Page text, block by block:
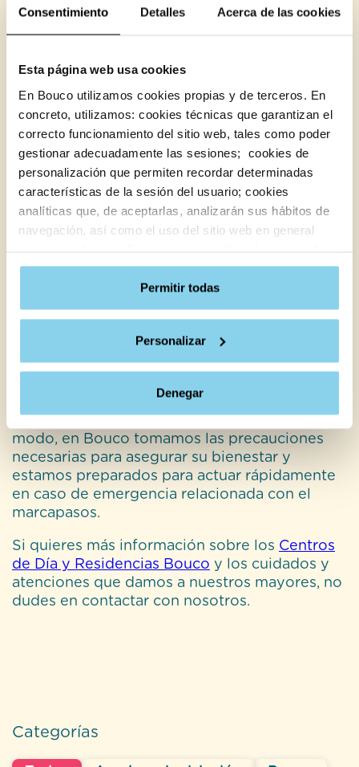
Consentimiento Detalles Acerca de las cookies
Esta página web usa cookies
En Bouco utilizamos cookies propias y de terceros. En
concreto, utilizamos: cookies técnicas que garantizan el
correcto funcionamiento del sitio web, tales como poder
gestionar adecuadamente las sesiones; cookies de
personalización que permiten recordar determinadas
características de la sesión del usuario; cookies
analíticas que, de aceptarlas, analizarán sus hábitos de
navegación, así como el uso del sitio web en general
nuestros servicios y mostrarte contenido útil.
Al hacer clic en “Aceptar cookies”, usted acepta todas
las cookies del sitio web. Por otro lado, si hace clic en
de cookies que se instalarán en su navegador o por el
contrario puede “Denegar” por lo que rechazará el uso de
obligatoria aceptación, debido a que son necesarias para
más sobre las cookies, consulte nuestrapolítica de
cookies.
Permitir todas
Personalizar
Denegar
ella, será necesario buscar atención médica de
inmediato.
Mantener un estilo de vida saludable
Una dieta equilibrada, ejercicio regular y
desarrollar unenvejecimiento activoson
fundamentales para mantener la salud del
corazón.
Cuidados profesionales para
una persona con marcapasos
y residencias Bouco realizamos cuidados
específicos para garantizar su bienestar y
Al margen del seguimiento médico, nuestro
particular del residente y de los riesgos de un
modo, en Bouco tomamos las precauciones
necesarias para asegurar su bienestar y
estamos preparados para actuar rápidamente
en caso de emergencia relacionada con el
marcapasos.
Si quieres más información sobre los Centros
de Día y Residencias Bouco y los cuidados y
atenciones que damos a nuestros mayores, no
dudes en contactar con nosotros.
Categorías